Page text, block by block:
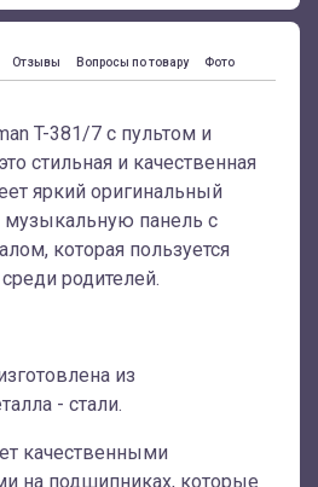
Отзывы Вопросы по товару Фото
T-381/7 с пультом и
стильная и качественная
яркий оригинальный
музыкальную панель с
которая пользуется
родителей.
из
- стали.
качественными
на подшипниках, которые